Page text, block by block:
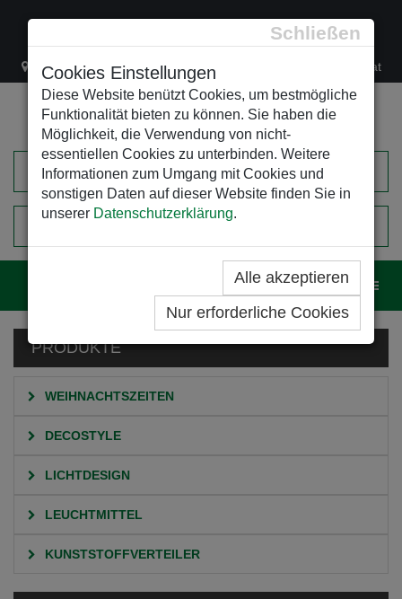
Schließen
Cookies Einstellungen
Diese Website benützt Cookies, um bestmögliche
Funktionalität bieten zu können. Sie haben die
Möglichkeit, die Verwendung von nicht-
essentiellen Cookies zu unterbinden. Weitere
Informationen zum Umgang mit Cookies und
sonstigen Daten auf dieser Website finden Sie in
unserer Datenschutzerklärung.
Alle akzeptieren
Nur erforderliche Cookies
Lacknergasse 78 +43/1/470 37 00 office@leso.at
EINKAUFSWAGEN
PRODUKTE
WEIHNACHTSZEITEN
DECOSTYLE
LICHTDESIGN
LEUCHTMITTEL
KUNSTSTOFFVERTEILER